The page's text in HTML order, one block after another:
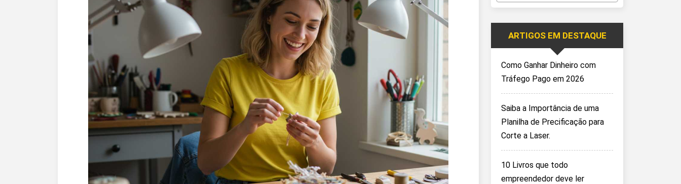
ARTIGOS EM DESTAQUE
Como Ganhar Dinheiro com
Tráfego Pago em 2026
Saiba a Importância de uma
Planilha de Precificação para
Corte a Laser.
10 Livros que todo
empreendedor deve ler